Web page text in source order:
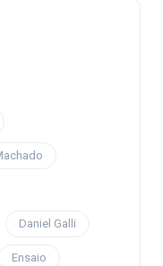
Daniel Galli
Ensaio